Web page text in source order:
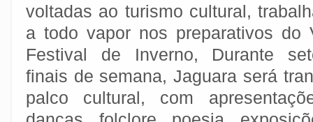
voltadas ao turismo cultural,
a todo vapor nos preparativos do
Festival de Inverno, Durante
finais de semana, Jaguara será
palco cultural, com